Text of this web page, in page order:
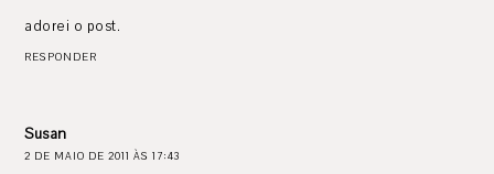
adorei o post.
RESPONDER
Susan
2 DE MAIO DE 2011 ÀS 17:43